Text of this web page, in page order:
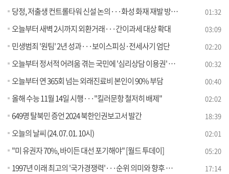
당정, 저출생 컨트롤타워 신설 논의···화성 화재 재발 방지 대책 마련 01:32
오늘부터 새벽 2시까지 외환거래···간이과세 대상 확대 03:09
민생범죄 '원팀' 2년 성과···보이스피싱·전세사기 엄단 02:20
오늘부터 정서적 어려움 겪는 국민에 '심리상담 이용권' 제공 00:32
오늘부터 연 365회 넘는 외래진료비 본인이 90% 부담 00:40
올해 수능 11월 14일 시행···"킬러문항 철저히 배제" 02:02
649명 탈북민 증언 2024 북한인권보고서 발간 18:39
오늘의 날씨 (24. 07. 01. 10시) 02:01
"미 유권자 70%, 바이든 대선 포기해야" [월드 투데이] 05:20
1997년 이래 최고의 '국가경쟁력'···순위 의미와 향후 과제는? 17:14